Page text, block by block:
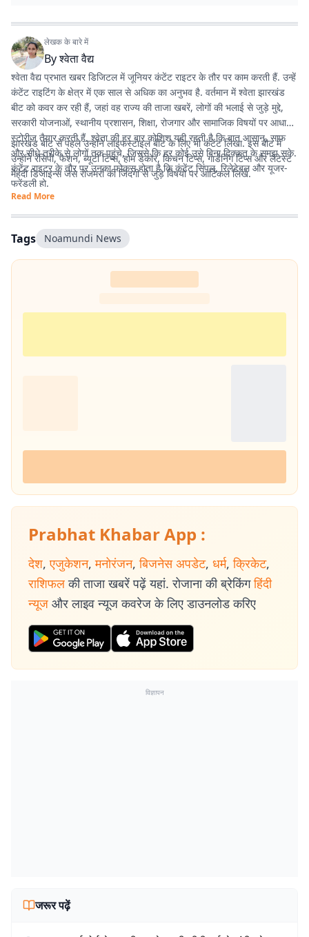
लेखक के बारे में
Byश्वेता वैद्य
श्वेता वैद्य प्रभात खबर डिजिटल में जूनियर कंटेंट राइटर के तौर पर काम करती हैं. उन्हें
कंटेंट राइटिंग के क्षेत्र में एक साल से अधिक का अनुभव है. वर्तमान में श्वेता झारखंड
बीट को कवर कर रही हैं, जहां वह राज्य की ताजा खबरें, लोगों की भलाई से जुड़े मुद्दे,
सरकारी योजनाओं, स्थानीय प्रशासन, शिक्षा, रोजगार और सामाजिक विषयों पर आधारित
स्टोरीज तैयार करती हैं. श्वेता की हर बार कोशिश यही रहती है कि बात आसान, साफ
और सीधे तरीके से लोगों तक पहुंचे, जिससे कि हर कोई उसे बिना दिक्कत के समझ सके.
कंटेंट राइटर के तौर पर उनका फोकस होता है कि कंटेंट सिंपल, रिलेटेबल और यूजर-
फ्रेंडली हो.
झारखंड बीट से पहले उन्होंने लाइफस्टाइल बीट के लिए भी कंटेंट लिखा. इस बीट में
उन्होंने रेसिपी, फैशन, ब्यूटी टिप्स, होम डेकोर, किचन टिप्स, गार्डनिंग टिप्स और लेटेस्ट
मेहंदी डिजाइन्स जैसे रोजमर्रा की जिंदगी से जुड़े विषयों पर आर्टिकल लिखे.
Read More
Tags Noamundi News
Prabhat Khabar App :
देश, एजुकेशन, मनोरंजन, बिजनेस अपडेट, धर्म, क्रिकेट,
राशिफल की ताजा खबरें पढ़ें यहां. रोजाना की ब्रेकिंग हिंदी
न्यूज और लाइव न्यूज कवरेज के लिए डाउनलोड करिए
विज्ञापन
जरूर पढ़ें